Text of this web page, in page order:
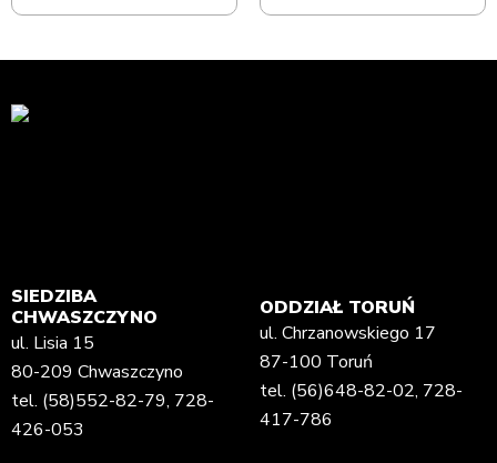
SIEDZIBA
CHWASZCZYNO
ul. Lisia 15
80-209 Chwaszczyno
tel. (58)552-82-79, 728-
426-053
ODDZIAŁ TORUŃ
ul. Chrzanowskiego 17
87-100 Toruń
tel. (56)648-82-02, 728-
417-786